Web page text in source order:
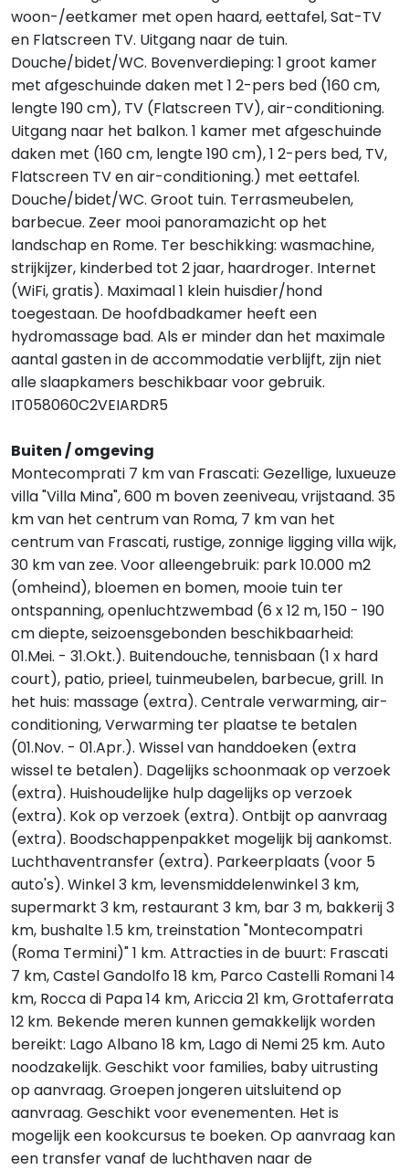
woon-/eetkamer met open haard, eettafel, Sat-TV
en Flatscreen TV. Uitgang naar de tuin.
Douche/bidet/WC. Bovenverdieping: 1 groot kamer
met afgeschuinde daken met 1 2-pers bed (160 cm,
lengte 190 cm), TV (Flatscreen TV), air-conditioning.
Uitgang naar het balkon. 1 kamer met afgeschuinde
daken met (160 cm, lengte 190 cm), 1 2-pers bed, TV,
Flatscreen TV en air-conditioning.) met eettafel.
Douche/bidet/WC. Groot tuin. Terrasmeubelen,
barbecue. Zeer mooi panoramazicht op het
landschap en Rome. Ter beschikking: wasmachine,
strijkijzer, kinderbed tot 2 jaar, haardroger. Internet
(WiFi, gratis). Maximaal 1 klein huisdier/hond
toegestaan. De hoofdbadkamer heeft een
hydromassage bad. Als er minder dan het maximale
aantal gasten in de accommodatie verblijft, zijn niet
alle slaapkamers beschikbaar voor gebruik.
IT058060C2VEIARDR5
Buiten / omgeving
Montecomprati 7 km van Frascati: Gezellige, luxueuze
villa "Villa Mina", 600 m boven zeeniveau, vrijstaand. 35
km van het centrum van Roma, 7 km van het
centrum van Frascati, rustige, zonnige ligging villa wijk,
30 km van zee. Voor alleengebruik: park 10.000 m2
(omheind), bloemen en bomen, mooie tuin ter
ontspanning, openluchtzwembad (6 x 12 m, 150 - 190
cm diepte, seizoensgebonden beschikbaarheid:
01.Mei. - 31.Okt.). Buitendouche, tennisbaan (1 x hard
court), patio, prieel, tuinmeubelen, barbecue, grill. In
het huis: massage (extra). Centrale verwarming, air-
conditioning, Verwarming ter plaatse te betalen
(01.Nov. - 01.Apr.). Wissel van handdoeken (extra
wissel te betalen). Dagelijks schoonmaak op verzoek
(extra). Huishoudelijke hulp dagelijks op verzoek
(extra). Kok op verzoek (extra). Ontbijt op aanvraag
(extra). Boodschappenpakket mogelijk bij aankomst.
Luchthaventransfer (extra). Parkeerplaats (voor 5
auto's). Winkel 3 km, levensmiddelenwinkel 3 km,
supermarkt 3 km, restaurant 3 km, bar 3 m, bakkerij 3
km, bushalte 1.5 km, treinstation "Montecompatri
(Roma Termini)" 1 km. Attracties in de buurt: Frascati
7 km, Castel Gandolfo 18 km, Parco Castelli Romani 14
km, Rocca di Papa 14 km, Ariccia 21 km, Grottaferrata
12 km. Bekende meren kunnen gemakkelijk worden
bereikt: Lago Albano 18 km, Lago di Nemi 25 km. Auto
noodzakelijk. Geschikt voor families, baby uitrusting
op aanvraag. Groepen jongeren uitsluitend op
aanvraag. Geschikt voor evenementen. Het is
mogelijk een kookcursus te boeken. Op aanvraag kan
een transfer vanaf de luchthaven naar de